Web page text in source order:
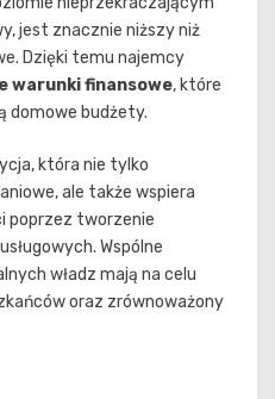
jest znacznie niższy niż
Dzięki temu najemcy
warunki finansowe, które
domowe budżety.
która nie tylko
ale także wspiera
poprzez tworzenie
Wspólne
władz mają na celu
oraz zrównoważony